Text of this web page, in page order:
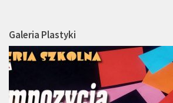
Galeria Plastyki